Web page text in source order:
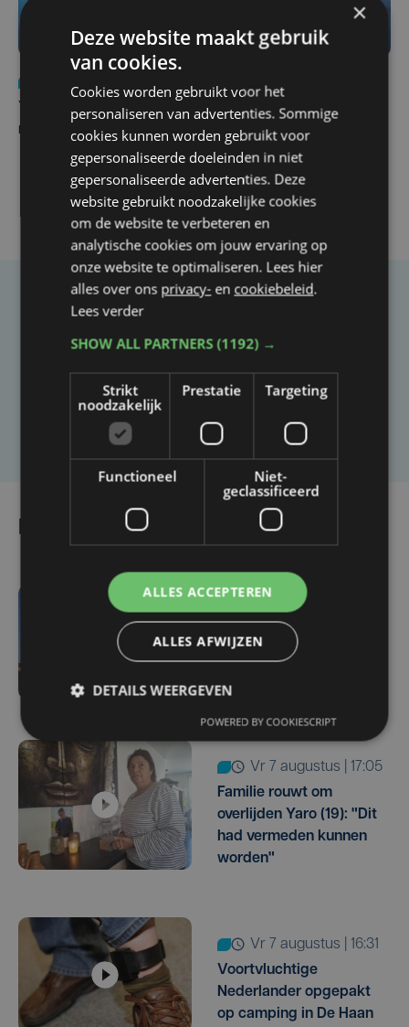
Yaro (19), slachtoffer van vechtpartij, is na
maandenlange coma overleden
Taalfout opgemerkt?
Heb je een taal- of schrijffout opgemerkt in dit
Laat het ons weten
vr 7 augustus | 18:33
Parket in beroep tegen
vrijlating van Roemeense
vr 7 augustus | 17:05
Familie rouwt om
overlijden Yaro (19): "Dit
had vermeden kunnen
worden"
vr 7 augustus | 16:31
Voortvluchtige
Nederlander opgepakt
op camping in De Haan
×
Deze website maakt gebruik
van cookies.
Cookies worden gebruikt voor het
personaliseren van advertenties. Sommige
cookies kunnen worden gebruikt voor
gepersonaliseerde doeleinden in niet
gepersonaliseerde advertenties. Deze
website gebruikt noodzakelijke cookies
om de website te verbeteren en
analytische cookies om jouw ervaring op
onze website te optimaliseren. Lees hier
alles over ons privacy- en cookiebeleid.
Lees verder
SHOW ALL PARTNERS(1192) →
Strikt
noodzakelijk
Prestatie Targeting
Functioneel
Niet-
geclassificeerd
ALLES ACCEPTEREN
ALLES AFWIJZEN
DETAILS WEERGEVEN
POWERED BY COOKIESCRIPT